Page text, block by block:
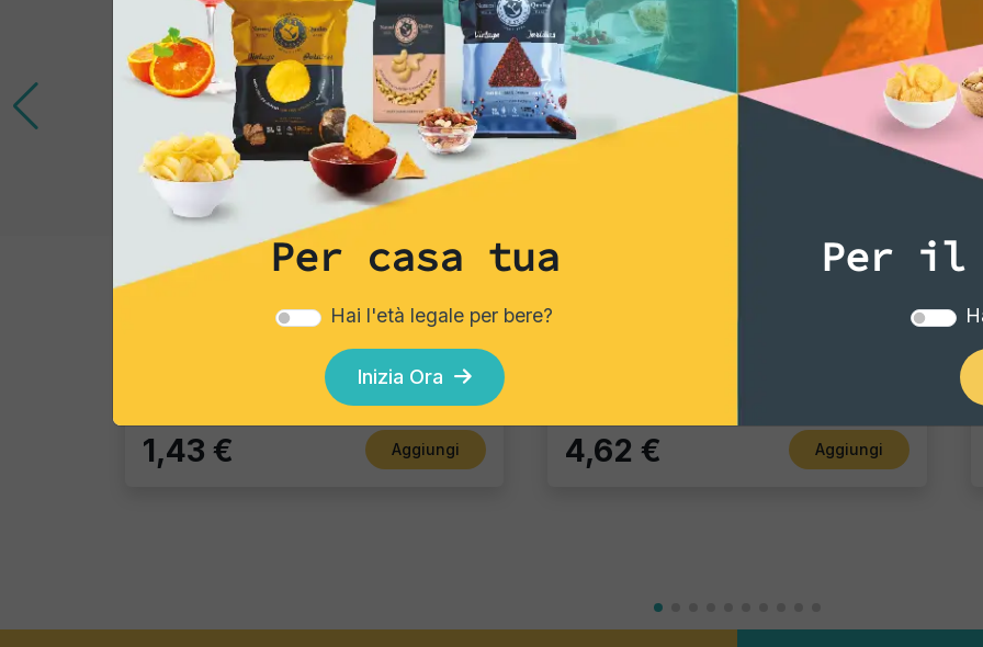
Tortillas/Nacho/Crisp/Garganelli
Pacco Singolo - 40 Gr
1,43 € Aggiungi
Tortillas/Nacho/Crisp/Garganelli
Nachos Chips Naturali
4,62 € Aggiungi
Per casa tua
Hai l'età legale per bere?
Inizia Ora
Per il